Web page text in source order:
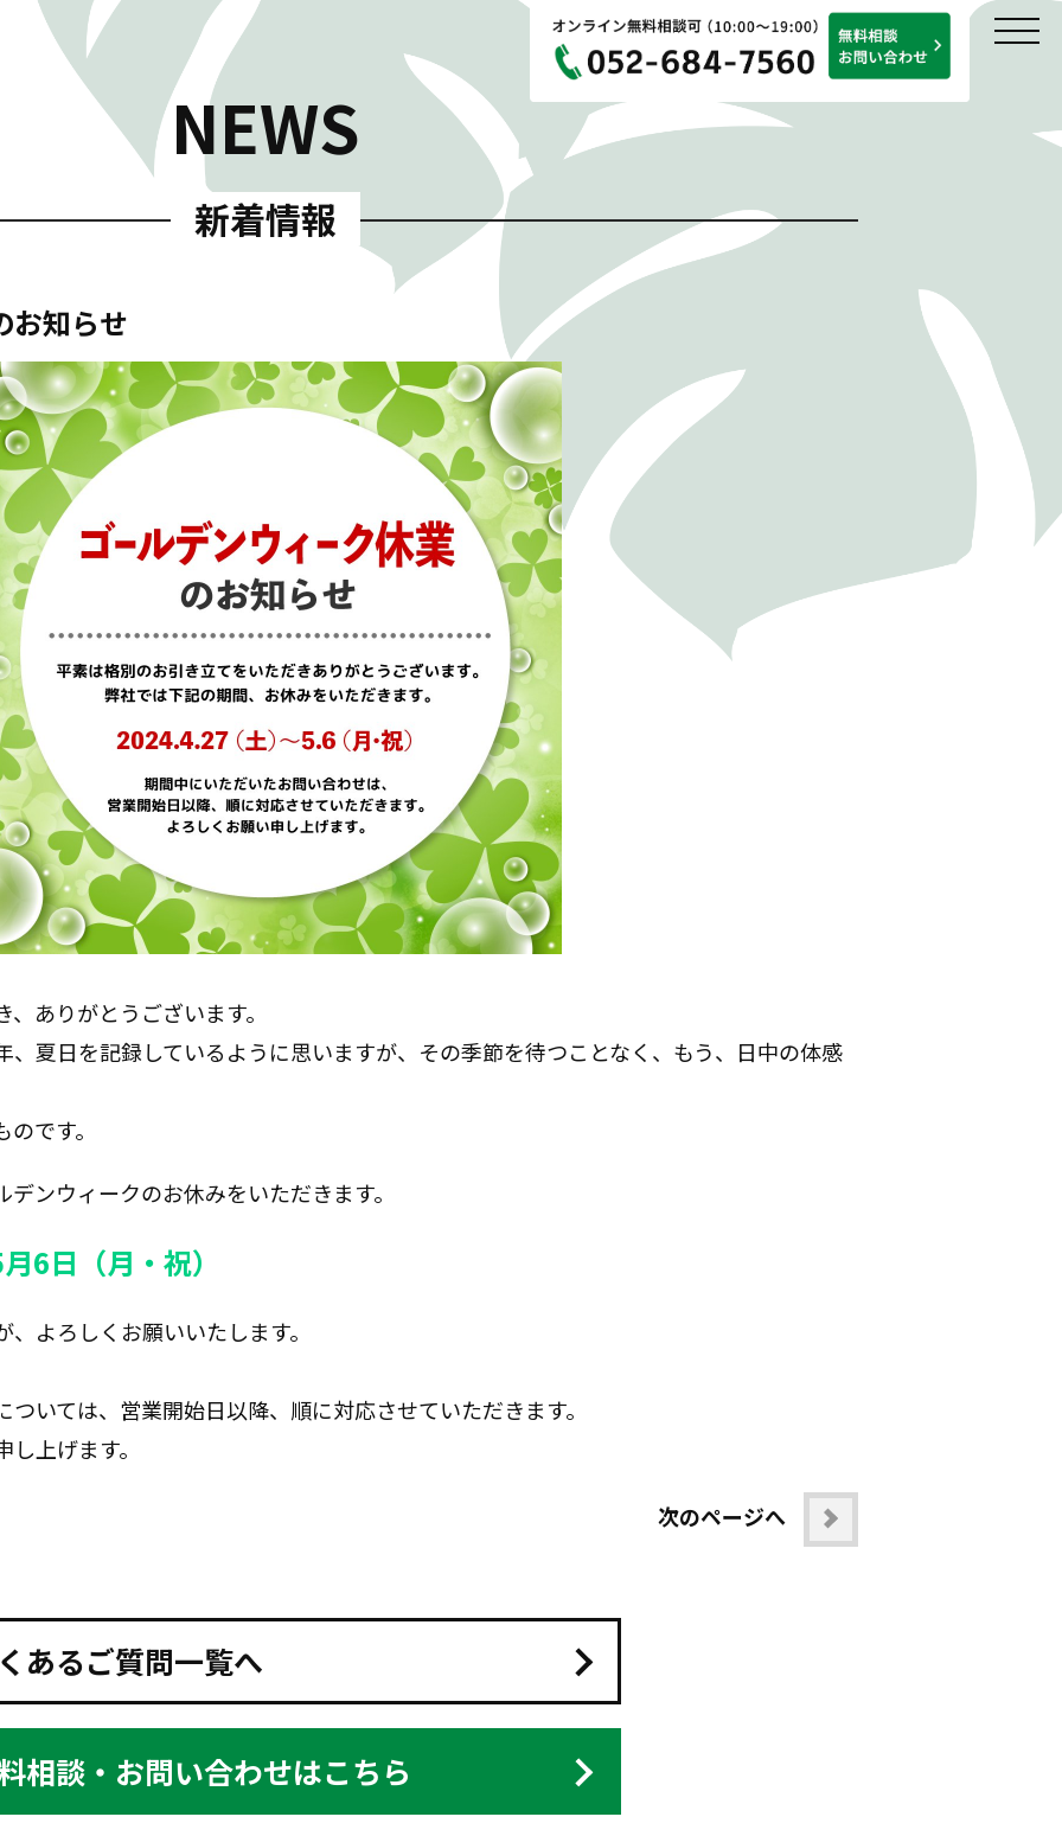
NEWS
新着情報
お知らせ
ありがとうございます。
夏日を記録しているように思いますが、その季節を待つことなく、もう、日中の体感
です。
ンウィークのお休みをいただきます。
6日（月・祝）
よろしくお願いいたします。
いては、営業開始日以降、順に対応させていただきます。
上げます。
次のページへ
あるご質問一覧へ
相談・お問い合わせはこちら